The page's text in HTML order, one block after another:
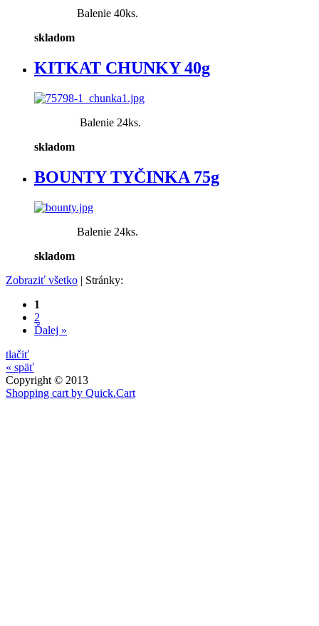
Balenie 40ks.
skladom
KITKAT CHUNKY 40g
Balenie 24ks.
skladom
BOUNTY TYČINKA 75g
Balenie 24ks.
skladom
Zobraziť všetko | Stránky:
1
2
Ďalej »
tlačiť
« späť
Copyright © 2013
Shopping cart by Quick.Cart